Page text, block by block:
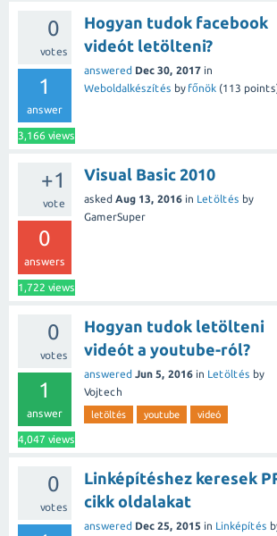
0
votes
1
answer
3,166 views
Hogyan tudok facebook
videót letölteni?
answered Dec 30, 2017 in
Weboldalkészítés by főnök (113
+1
vote
0
answers
1,722 views
Visual Basic 2010
asked Aug 13, 2016 in Letöltés by
GamerSuper
0
votes
1
answer
4,047 views
Hogyan tudok letölteni
videót a youtube-ról?
answered Jun 5, 2016 in Letöltés by
Vojtech
letöltés youtube videó
0
votes
Linképítéshez keresek
cikk oldalakat
answered Dec 25, 2015 in Linképítés